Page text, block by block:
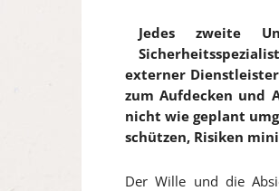
Jedes zweite
externer
zum Aufdecken und
nicht wie geplant
schützen, Risiken
Der Wille und die